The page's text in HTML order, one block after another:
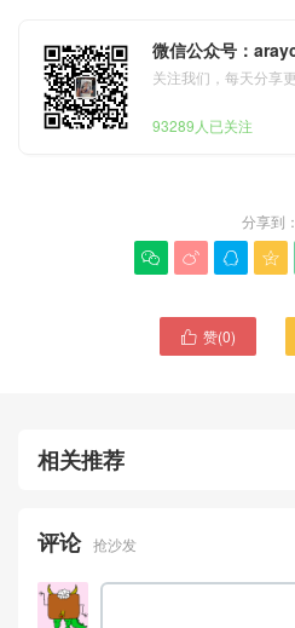
微信公众号：
关注我们，每天分享
93289人已关注
分享到：
   
 赞(0)
相关推荐
评论 抢沙发